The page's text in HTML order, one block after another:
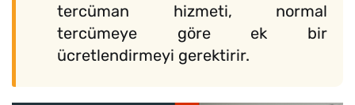
tercüman hizmeti, normal
tercümeye göre ek bir
ücretlendirmeyi gerektirir.